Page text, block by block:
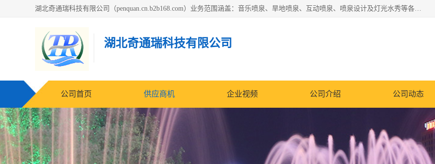
湖北奇通瑞科技有限公司（penquan.cn.b2b168.com）业务范围涵盖：音乐喷泉、旱地喷泉、互动喷泉、喷泉设计及灯光水秀等各类水景工程，广泛应用于公园、城市广场、商业综合体、旅游景区、住宅社区等领域。
湖北奇通瑞科技有限公司
公司首页 供应商机 企业视频 公司介绍 公司动态